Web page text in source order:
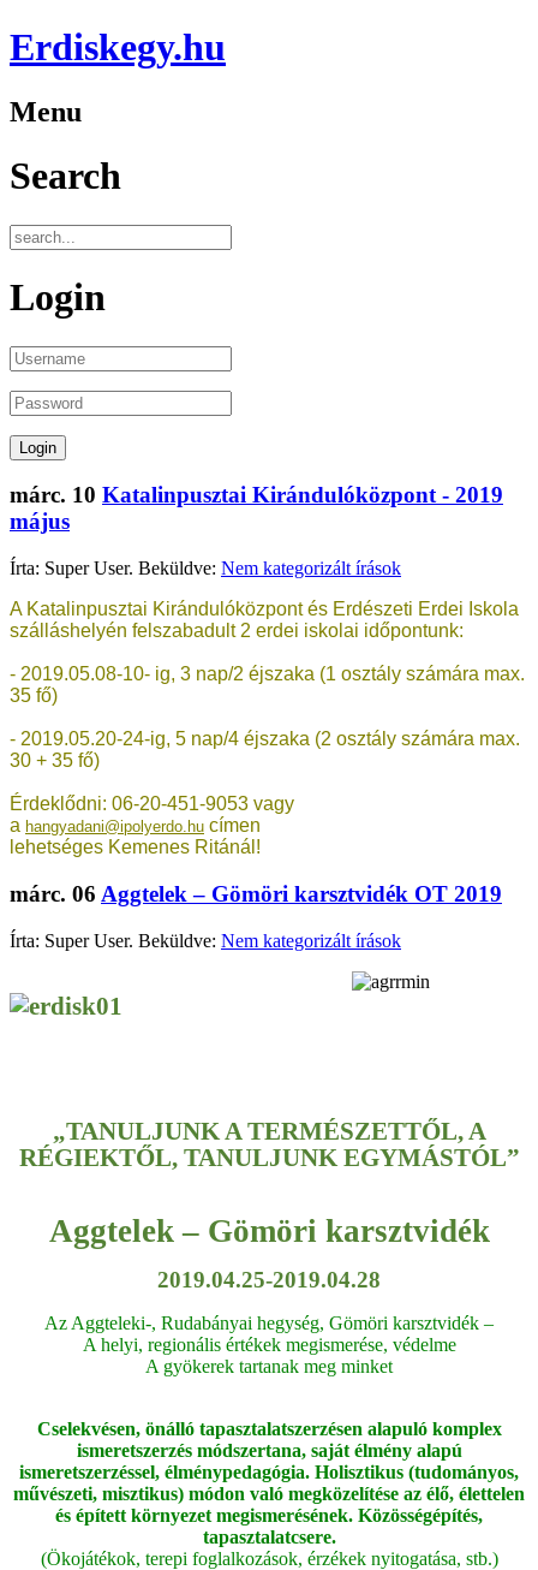
Erdiskegy.hu
Menu
Search
Login
márc. 10 Katalinpusztai Kirándulóközpont - 2019
május
Írta: Super User. Beküldve: Nem kategorizált írások
A Katalinpusztai Kirándulóközpont és Erdészeti Erdei Iskola
szálláshelyén felszabadult 2 erdei iskolai időpontunk:
- 2019.05.08-10- ig, 3 nap/2 éjszaka (1 osztály számára max.
35 fő)
- 2019.05.20-24-ig, 5 nap/4 éjszaka (2 osztály számára max.
30 + 35 fő)
Érdeklődni: 06-20-451-9053 vagy
a hangyadani@ipolyerdo.hu címen
lehetséges Kemenes Ritánál!
márc. 06 Aggtelek – Gömöri karsztvidék OT 2019
Írta: Super User. Beküldve: Nem kategorizált írások
„TANULJUNK A TERMÉSZETTŐL, A
RÉGIEKTŐL, TANULJUNK EGYMÁSTÓL”
Aggtelek – Gömöri karsztvidék
2019.04.25-2019.04.28
Az Aggteleki-, Rudabányai hegység, Gömöri karsztvidék –
A helyi, regionális értékek megismerése, védelme
A gyökerek tartanak meg minket
Cselekvésen, önálló tapasztalatszerzésen alapuló komplex
ismeretszerzés módszertana, saját élmény alapú
ismeretszerzéssel, élménypedagógia. Holisztikus (tudományos,
művészeti, misztikus) módon való megközelítése az élő, élettelen
és épített környezet megismerésének. Közösségépítés,
tapasztalatcsere.
(Ökojátékok, terepi foglalkozások, érzékek nyitogatása, stb.)